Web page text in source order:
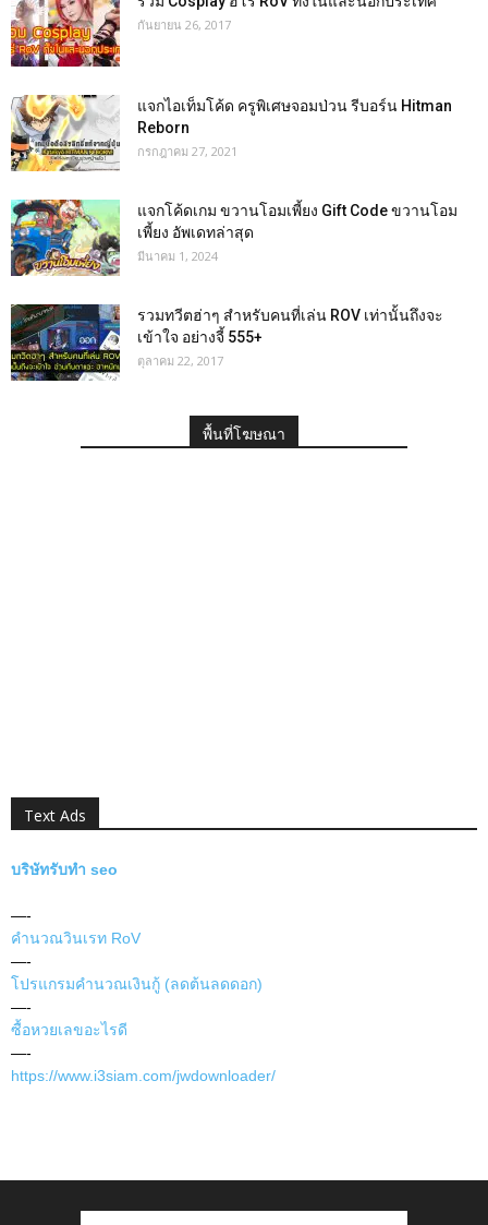
กันยายน 26, 2017
แจกไอเท็มโค้ด ครูพิเศษจอมป่วน รีบอร์น Hitman
Reborn
กรกฎาคม 27, 2021
แจกโค้ดเกม ขวานโอมเพี้ยง Gift Code ขวานโอม
เพี้ยง อัพเดทล่าสุด
มีนาคม 1, 2024
รวมทวีตฮ่าๆ สำหรับคนที่เล่น ROV เท่านั้นถึงจะ
เข้าใจ อย่างจี้ 555+
ตุลาคม 22, 2017
พื้นที่โฆษณา
Text Ads
บริษัทรับทำ seo
—-
คำนวณวินเรท RoV
—-
โปรแกรมคำนวณเงินกู้ (ลดต้นลดดอก)
—-
ซื้อหวยเลขอะไรดี
—-
https://www.i3siam.com/jwdownloader/